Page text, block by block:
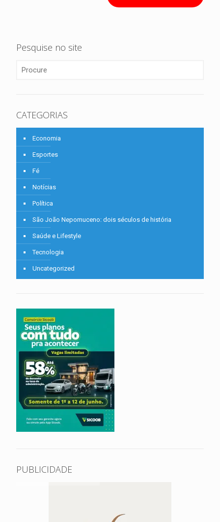
Pesquise no site
CATEGORIAS
Economia
Esportes
Fé
Notícias
Política
São João Nepomuceno: dois séculos de história
Saúde e Lifestyle
Tecnologia
Uncategorized
PUBLICIDADE